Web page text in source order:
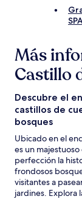
Más
Castillo
Descubre el
castillos de
bosques
Ubicado en el
es un
perfección la
frondosos
visitantes a
jardines. Explora